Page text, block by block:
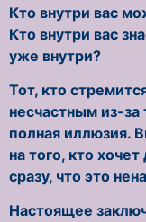
Кто внутри вас
Кто внутри вас
уже внутри?
Тот, кто
несчастным из-за
полная иллюзия.
на того, кто
сразу, что это
Настоящее